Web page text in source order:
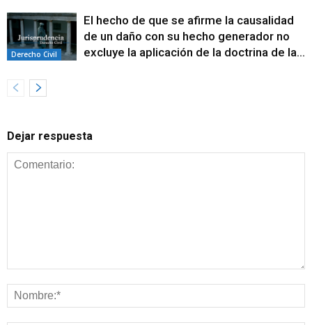
Derecho Civil
El hecho de que se afirme la causalidad
de un daño con su hecho generador no
excluye la aplicación de la doctrina de la...
Dejar respuesta